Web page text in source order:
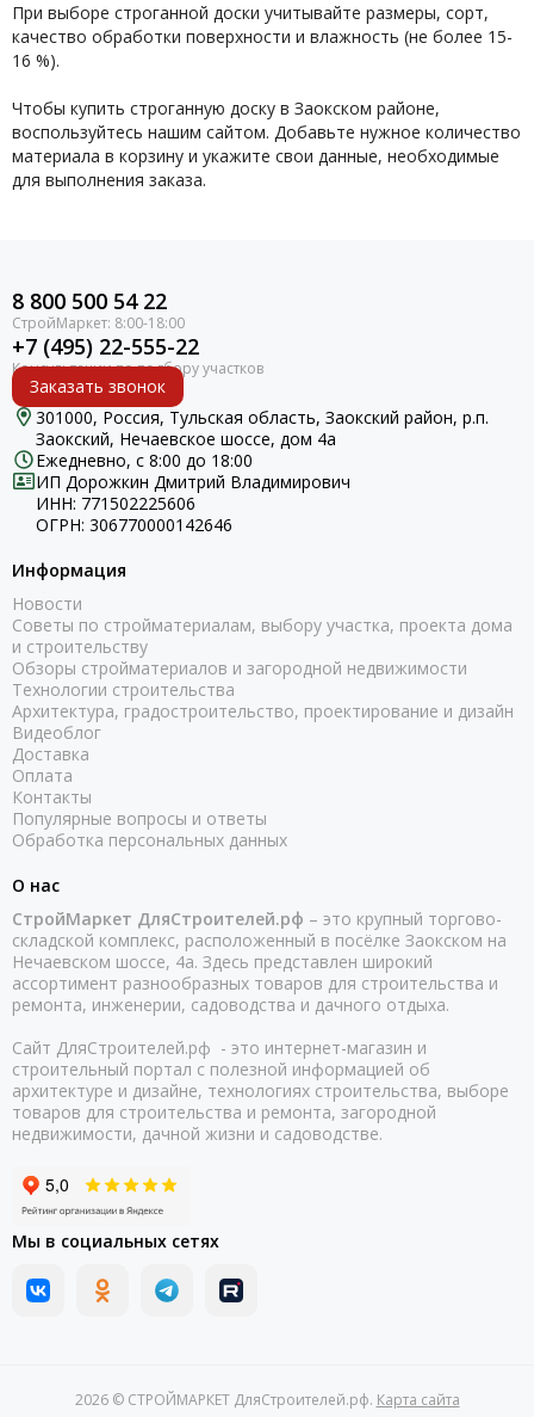
При выборе строганной доски учитывайте размеры, сорт,
качество обработки поверхности и влажность (не более 15-
16 %).
Чтобы купить строганную доску в Заокском районе,
воспользуйтесь нашим сайтом. Добавьте нужное количество
материала в корзину и укажите свои данные, необходимые
для выполнения заказа.
8 800 500 54 22
+7 (495) 22-555-22
Заказать звонок
301000, Россия, Тульская область, Заокский район, р.п.
Заокский, Нечаевское шоссе, дом 4а
Ежедневно, с 8:00 до 18:00
ИП Дорожкин Дмитрий Владимирович
ИНН: 771502225606
ОГРН: 306770000142646
Информация
Новости
Советы по стройматериалам, выбору участка, проекта дома
и строительству
Обзоры стройматериалов и загородной недвижимости
Технологии строительства
Архитектура, градостроительство, проектирование и дизайн
Видеоблог
Доставка
Оплата
Контакты
Популярные вопросы и ответы
Обработка персональных данных
О нас
СтройМаркет ДляСтроителей.рф – это крупный торгово-
складской комплекс, расположенный в посёлке Заокском на
Нечаевском шоссе, 4а. Здесь представлен широкий
ассортимент разнообразных товаров для строительства и
ремонта, инженерии, садоводства и дачного отдыха.
Сайт ДляСтроителей.рф - это интернет-магазин и
строительный портал с полезной информацией об
архитектуре и дизайне, технологиях строительства, выборе
товаров для строительства и ремонта, загородной
недвижимости, дачной жизни и садоводстве.
Мы в социальных сетях
2026 © СТРОЙМАРКЕТ ДляСтроителей.рф. Карта сайта